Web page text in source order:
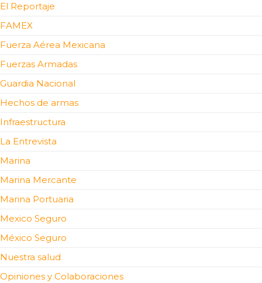
El Reportaje
FAMEX
Fuerza Aérea Mexicana
Fuerzas Armadas
Guardia Nacional
Hechos de armas
Infraestructura
La Entrevista
Marina
Marina Mercante
Marina Portuaria
Mexico Seguro
México Seguro
Nuestra salud
Opiniones y Colaboraciones